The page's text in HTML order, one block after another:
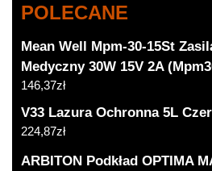
POLECANE
Mean Well Mpm-30-15St
Medyczny 30W 15V 2A
146,37zł
V33 Lazura Ochronna 5L
224,87zł
ARBITON Podkład OPTIMA